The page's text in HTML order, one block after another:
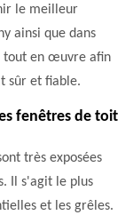
le meilleur
ainsi que dans
tout en œuvre afin
sûr et fiable.
fenêtres de toit
très exposées
Il s'agit le plus
et les grêles.